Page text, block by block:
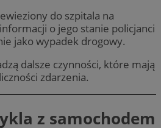
do szpitala na
o jego stanie policjanci
jako wypadek drogowy.
dalsze czynności, które mają
zdarzenia.
z samochodem